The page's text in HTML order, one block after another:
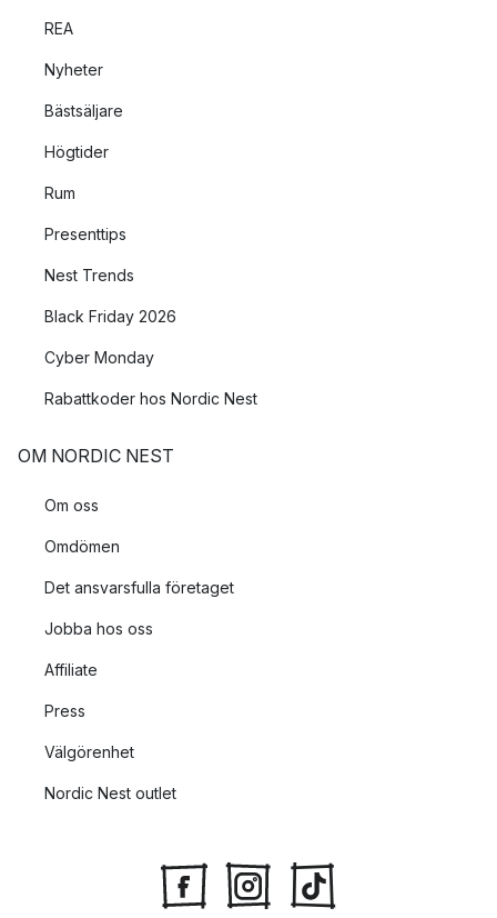
REA
Nyheter
Bästsäljare
Högtider
Rum
Presenttips
Nest Trends
Black Friday 2026
Cyber Monday
Rabattkoder hos Nordic Nest
OM NORDIC NEST
Om oss
Omdömen
Det ansvarsfulla företaget
Jobba hos oss
Affiliate
Press
Välgörenhet
Nordic Nest outlet